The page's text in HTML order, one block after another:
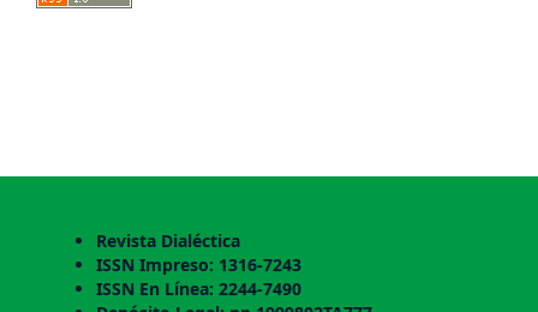
Revista Dialéctica
ISSN Impreso: 1316-7243
ISSN En Línea: 2244-7490